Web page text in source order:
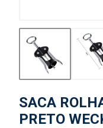
SACA
PRETO